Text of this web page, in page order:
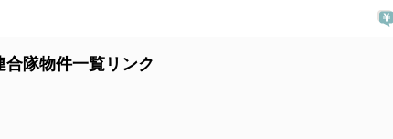
隊物件一覧リンク